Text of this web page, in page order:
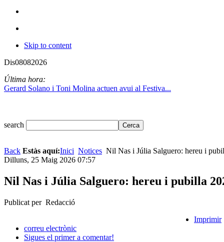
Skip to content
Dis08082026
Última hora:
Gerard Solano i Toni Molina actuen avui al Festiva...
search
Back Estàs aquí:Inici Notices Nil Nas i Júlia Salguero: hereu i
Dilluns, 25 Maig 2026 07:57
Nil Nas i Júlia Salguero: hereu i pubilla
Publicat per Redacció
Imprimir
correu electrònic
Sigues el primer a comentar!